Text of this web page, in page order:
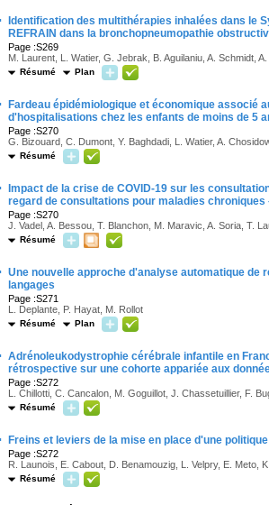
Identification des multithérapies inhalées dans le
REFRAIN dans la bronchopneumopathie
Page :S269
M. Laurent, L. Watier, G. Jebrak, B. Aguilaniu, A. Schmidt,
Résumé Plan
Fardeau épidémiologique et économique
d'hospitalisations chez les enfants de moins de 5
Page :S270
G. Bizouard, C. Dumont, Y. Baghdadi, L. Watier, A.
Résumé
Impact de la crise de COVID-19 sur les
regard de consultations pour maladies
Page :S270
J. Vadel, A. Bessou, T. Blanchon, M. Maravic, A. Soria, T.
Résumé
Une nouvelle approche d'analyse automatique de
langages
Page :S271
L. Deplante, P. Hayat, M. Rollot
Résumé Plan
Adrénoleukodystrophie cérébrale infantile en
rétrospective sur une cohorte appariée aux
Page :S272
L. Chillotti, C. Cancalon, M. Goguillot, J. Chassetuillier, F.
Résumé
Freins et leviers de la mise en place d'une
Page :S272
R. Launois, E. Cabout, D. Benamouzig, L. Velpry, E. Meto,
Résumé